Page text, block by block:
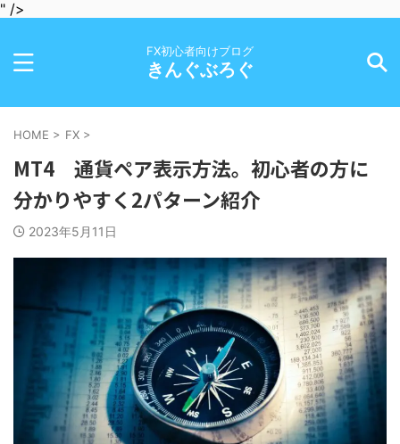
" />
FX初心者向けブログ
きんぐぶろぐ
HOME > FX >
MT4 通貨ペア表示方法。初心者の方に
分かりやすく2パターン紹介
2023年5月11日